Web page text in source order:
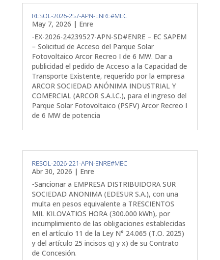
RESOL-2026-257-APN-ENRE#MEC
May 7, 2026 | Enre
-EX-2026-24239527-APN-SD#ENRE – EC SAPEM
– Solicitud de Acceso del Parque Solar
Fotovoltaico Arcor Recreo I de 6 MW. Dar a
publicidad el pedido de Acceso a la Capacidad de
Transporte Existente, requerido por la empresa
ARCOR SOCIEDAD ANÓNIMA INDUSTRIAL Y
COMERCIAL (ARCOR S.A.I.C.), para el ingreso del
Parque Solar Fotovoltaico (PSFV) Arcor Recreo I
de 6 MW de potencia
RESOL-2026-221-APN-ENRE#MEC
Abr 30, 2026 | Enre
-Sancionar a EMPRESA DISTRIBUIDORA SUR
SOCIEDAD ANONIMA (EDESUR S.A.), con una
multa en pesos equivalente a TRESCIENTOS
MIL KILOVATIOS HORA (300.000 kWh), por
incumplimiento de las obligaciones establecidas
en el artículo 11 de la Ley N° 24.065 (T.O. 2025)
y del artículo 25 incisos q) y x) de su Contrato
de Concesión.